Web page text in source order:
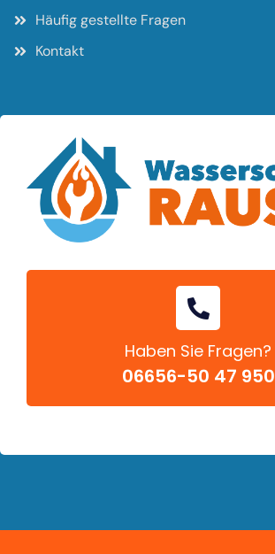
Häufig gestellte Fragen
Kontakt
Haben Sie Fragen?
06656-50 47 950